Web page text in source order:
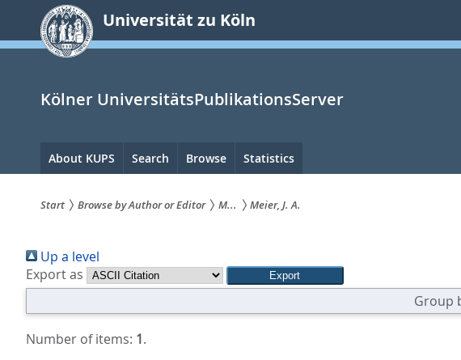
springen
Universität zu Köln
Kölner UniversitätsPublikationsServer
Hauptnavigation
About KUPS Search Browse Statistics
sind
hier:
Start Browse by Author or Editor M... Meier, J. A.
Up a level
Export as
Group
Number of items: 1.